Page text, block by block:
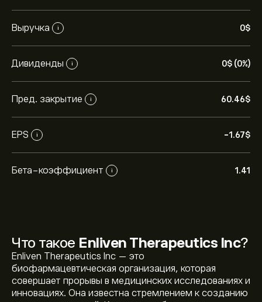
Выручка i 0‎$‎
Дивиденды i 0‎$‎ (0%)
Пред. закрытие i 60.46‎$‎
EPS i -1.67‎$‎
Бета-коэффициент i 1.41
Что такое Enliven Therapeutics Inc?
Enliven Therapeutics Inc — это
биофармацевтическая организация, которая
совершает прорывы в медицинских исследованиях и
инновациях. Она известна стремлением к созданию